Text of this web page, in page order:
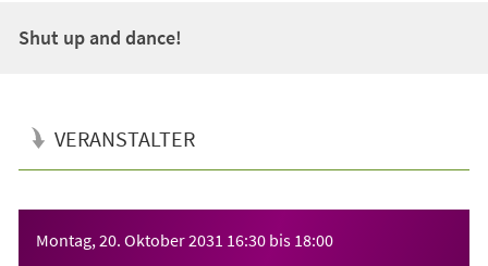
Shut up and dance!
VERANSTALTER
Montag, 20. Oktober 2031 16:30 bis 18:00